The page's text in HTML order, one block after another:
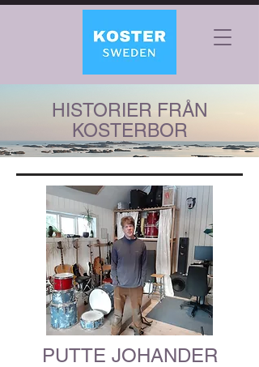
HISTORIER FRÅN
KOSTERBOR
PUTTE JOHANDER